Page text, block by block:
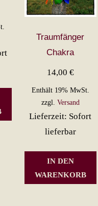
Traumfänger
Chakra
14,00 €
Enthält 19% MwSt.
zzgl. Versand
Lieferzeit: Sofort
lieferbar
IN DEN
WARENKORB